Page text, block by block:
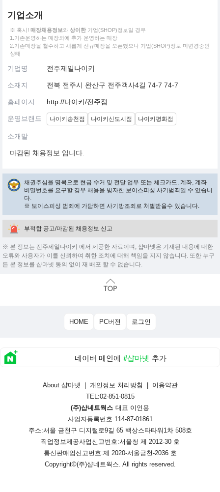
기업소개
※ 혹시! 매장채용정보와 상이한 기업(SHOP)정보일 경우
1.기존운영하는 매장외에 추가 운영하는 매장
2.기존매장을 철수하고 새롭게 신규매장을 오픈했으나 기업(SHOP)정보 미변경중인
상태
기업명 전주제일나이키
소재지 전북 전주시 완산구 전주객사4길 74-7 74-7
홈페이지 http://나이키/전주점
운영브랜드 나이키송천점 나이키신도시점 나이키평화점
소개말
마감된 채용정보 입니다.
채권추심을 명목으로 현금 수거 및 전달 업무 또는 체크카드, 계좌, 계좌
비밀번호를 요구할 경우 채용을 빙자한 보이스피싱 사기범죄일 수 있습니
다.
※ 보이스피싱 범죄에 가담하면 사기방조죄로 처벌받을수 있습니다.
부적합 공고/마감된 채용정보 신고
※ 본 정보는 전주제일나이키 에서 제공한 자료이며, 샵마넷은 기재된 내용에 대한
오류와 사용자가 이를 신뢰하여 취한 조치에 대해 책임을 지지 않습니다. 또한 누구
든 본 정보를 샵마넷 동의 없이 재 배포 할 수 없습니다.
HOME PC버전 로그인
네이버 메인에 #샵마넷 추가
About 샵마넷 개인정보 처리방침
이용약관
TEL:02-851-0815
(주)샵네트웍스 대표 이인용
사업자등록번호:114-87-01861
주소:서울 금천구 디지털로9길 65 백상스타타워1차 508호
직업정보제공사업신고번호:서울청 제 2012-30 호
통신판매업신고번호:제 2020-서울금천-2036 호
Copyright©(주)샵네트웍스. All rights reserved.